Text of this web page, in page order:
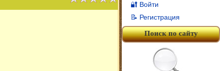
🔐 Войти
📝 Регистрация
Поиск по сайту